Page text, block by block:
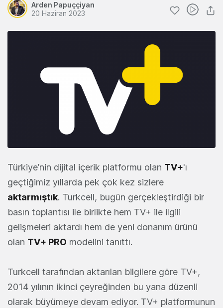
Arden Papuççiyan
20 Haziran 2023
Türkiye’nin dijital içerik platformu olan TV+'ı
geçtiğimiz yıllarda pek çok kez sizlere
aktarmıştık. Turkcell, bugün gerçekleştirdiği bir
basın toplantısı ile birlikte hem TV+ ile ilgili
gelişmeleri aktardı hem de yeni donanım ürünü
olan TV+ PRO modelini tanıttı.
Turkcell tarafından aktarılan bilgilere göre TV+,
2014 yılının ikinci çeyreğinden bu yana düzenli
olarak büyümeye devam ediyor. TV+ platformunun